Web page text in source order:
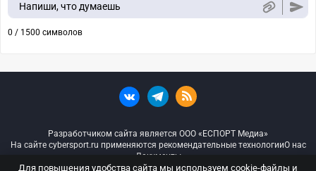
Напиши, что думаешь
0 / 1500 символов
Разработчиком сайта является ООО «ЕСПОРТ Медиа»
На сайте cybersport.ru применяются рекомендательные технологииО нас
Документы
Для повышения удобства сайта мы используем cookie-файлы и